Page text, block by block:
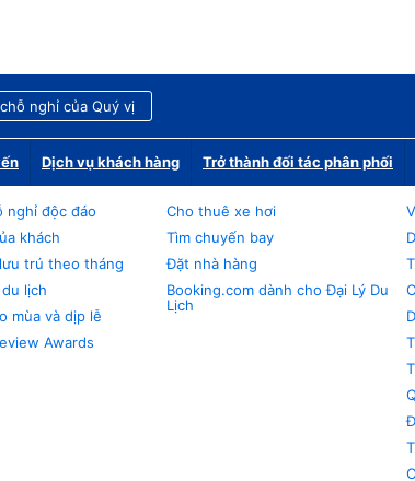
nghỉ của Quý vị
Dịch vụ khách hàng Trở thành đối tác phân phối
nghỉ độc đáo
khách
trú theo tháng
lịch
mùa và dịp lễ
Awards
Cho thuê xe hơi
Tìm chuyến bay
Đặt nhà hàng
Booking.com dành cho Đại Lý Du
Lịch